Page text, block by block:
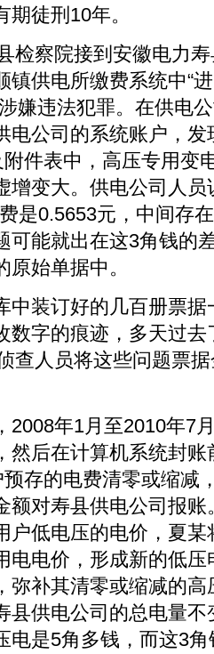
徒刑10年。
察院接到安徽电力寿
供电所缴费系统中“
嫌违法犯罪。在供电
电公司的系统账户，
附件表中，高压专用变
增变大。供电公司人
是0.5653元，中间存
可能就出在这3角钱的
始单据中。
装订好的几百册票据
数字的痕迹，多天过
人员将这些问题票据
年1月至2010年7
然后在计算机系统封
存的电费清零或缩减
额对寿县供电公司报
户低电压的电价，夏某
电电价，形成新的低
弥补其清零或缩减的
县供电公司的总电量
电是5角多钱，而这3